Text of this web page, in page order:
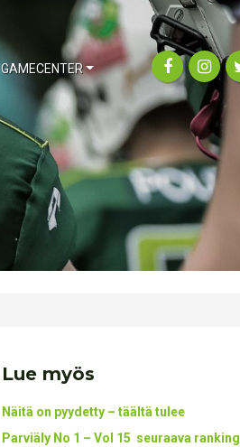
GAMECENTER
Lue myös
Näitä on pyydetty – täältä tulee
Parviäly No 1 – Vol 15 seuraava ranking